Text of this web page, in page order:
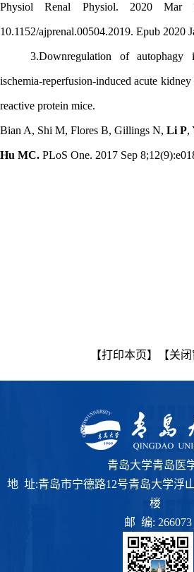
Physiol Renal Physiol. 2020 Mar
10.1152/ajprenal.00504.2019. Epub 2020
3.Downregulation of autophagy
ischemia-reperfusion-induced acute
reactive protein mice.
Bian A, Shi M, Flores B, Gillings N, Li P,
Hu MC. PLoS One. 2017 Sep
【打印本页】 【关
青岛大学青岛医
地 址:青岛市宁德路12号青岛大学浮
楼
邮 编: 266073